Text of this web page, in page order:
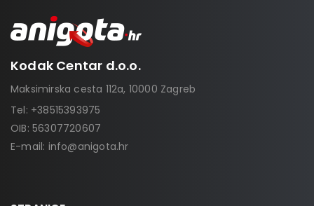
Kodak Centar d.o.o.
Maksimirska cesta 112a, 10000 Zagreb
Tel: +38515393975
OIB: 56307720607
E-mail: info@anigota.hr